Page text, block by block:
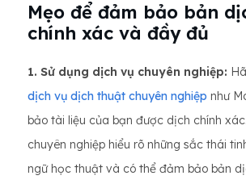
Mẹo để đảm bảo bản
chính xác và đầy đủ
1. Sử dụng dịch vụ chuyên nghiệp:
dịch vụ dịch thuật chuyên nghiệp như
bảo tài liệu của bạn được dịch chính
chuyên nghiệp hiểu rõ những sắc thái
ngữ học thuật và có thể đảm bảo bản